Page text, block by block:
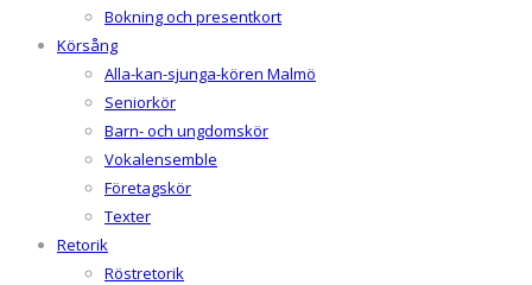
Bokning och presentkort
Körsång
Alla-kan-sjunga-kören Malmö
Seniorkör
Barn- och ungdomskör
Vokalensemble
Företagskör
Texter
Retorik
Röstretorik